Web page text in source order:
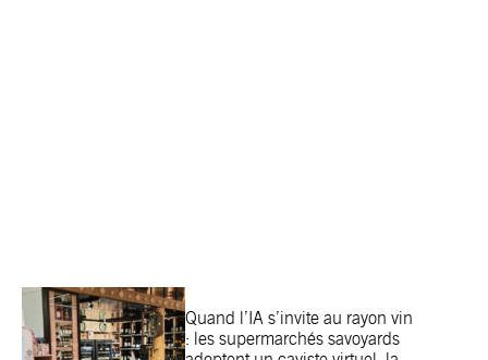
Quand l’IA s’invite au rayon vin
: les supermarchés savoyards